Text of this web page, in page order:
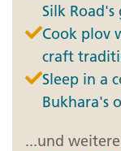
Silk Road's
Cook plov
craft
Sleep in a
Bukhara's
...und